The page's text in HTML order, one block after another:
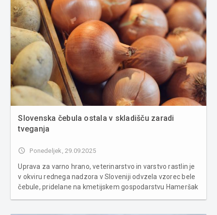
Slovenska čebula ostala v skladišču zaradi
tveganja
access_time Ponedeljek, 29.09.2025
Uprava za varno hrano, veterinarstvo in varstvo rastlin je
v okviru rednega nadzora v Sloveniji odvzela vzorec bele
čebule, pridelane na kmetijskem gospodarstvu Hameršak